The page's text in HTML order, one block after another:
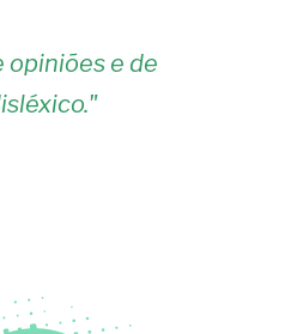
opiniões e de
"